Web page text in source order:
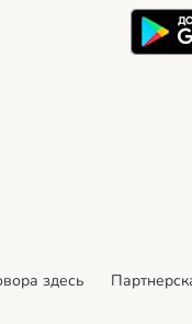
здесь